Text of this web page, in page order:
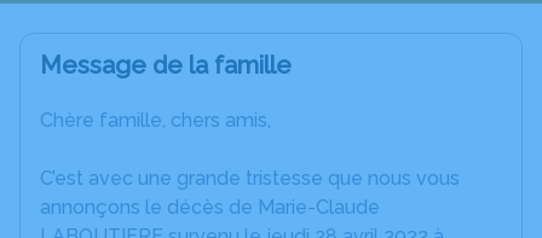
Message de la famille
Chère famille, chers amis,
C’est avec une grande tristesse que nous vous
annonçons le décès de Marie-Claude